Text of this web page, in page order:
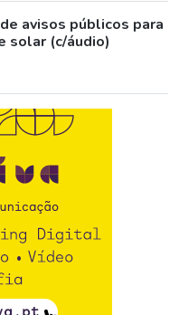
avisos públicos para
solar (c/áudio)